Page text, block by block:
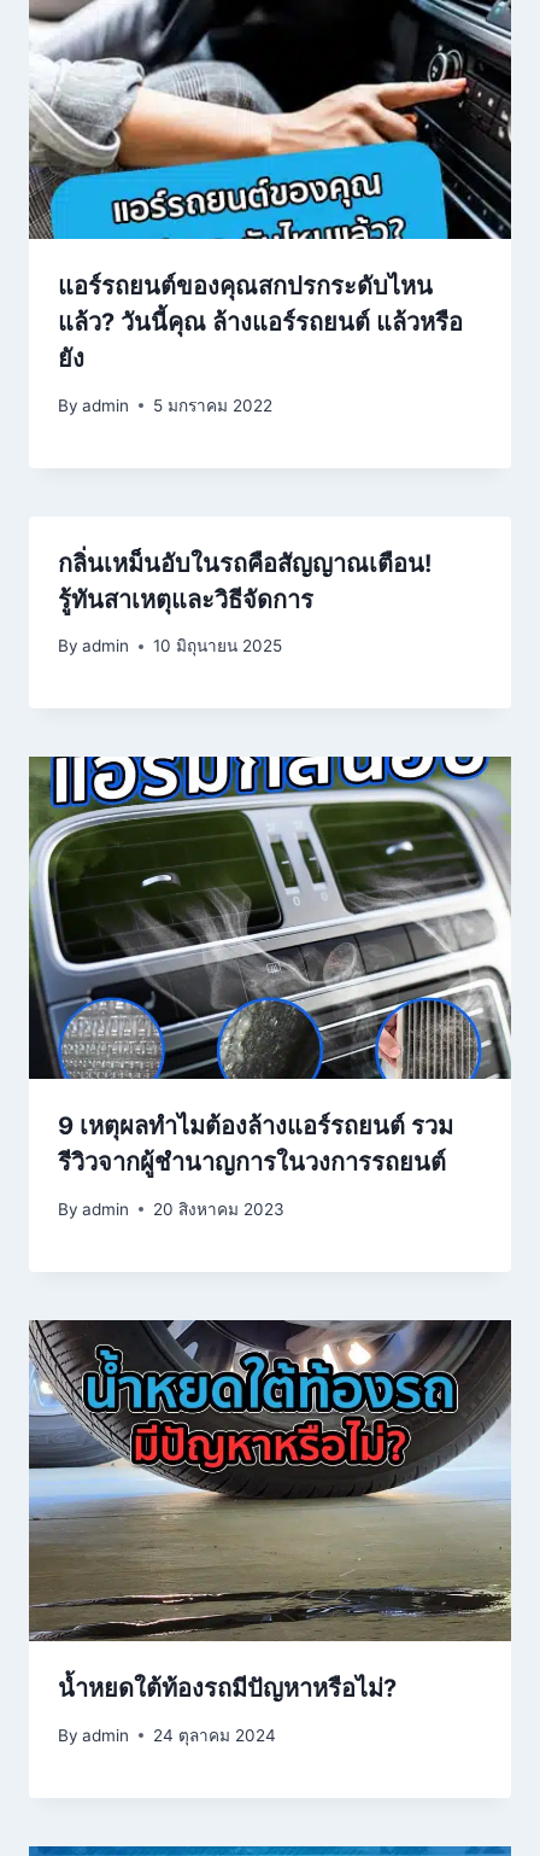
แอร์รถยนต์ของคุณสกปรกระดับไหน
แล้ว? วันนี้คุณ ล้างแอร์รถยนต์ แล้วหรือ
ยัง
By admin 5 มกราคม 2022
กลิ่นเหม็นอับในรถคือสัญญาณเตือน!
รู้ทันสาเหตุและวิธีจัดการ
By admin 10 มิถุนายน 2025
9 เหตุผลทำไมต้องล้างแอร์รถยนต์ รวม
รีวิวจากผู้ชำนาญการในวงการรถยนต์
By admin 20 สิงหาคม 2023
น้ำหยดใต้ท้องรถมีปัญหาหรือไม่?
By admin 24 ตุลาคม 2024